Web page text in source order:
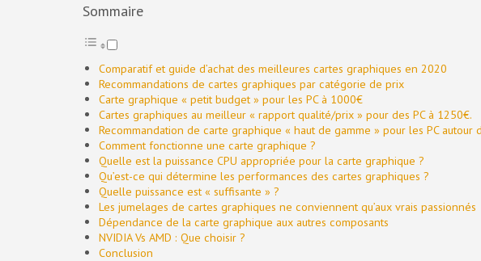
Sommaire
Comparatif et guide d’achat des meilleures cartes graphiques en 2020
Recommandations de cartes graphiques par catégorie de prix
Carte graphique « petit budget » pour les PC à 1000€
Cartes graphiques au meilleur « rapport qualité/prix » pour des PC à 1250€.
Recommandation de carte graphique « haut de gamme » pour les PC autour
Comment fonctionne une carte graphique ?
Quelle est la puissance CPU appropriée pour la carte graphique ?
Qu’est-ce qui détermine les performances des cartes graphiques ?
Quelle puissance est « suffisante » ?
Les jumelages de cartes graphiques ne conviennent qu’aux vrais passionnés
Dépendance de la carte graphique aux autres composants
NVIDIA Vs AMD : Que choisir ?
Conclusion